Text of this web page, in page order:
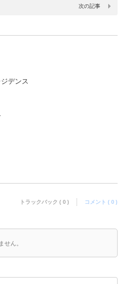
次の記事
デンス
トラックバック ( 0 ) コメント ( 0 )
せん。